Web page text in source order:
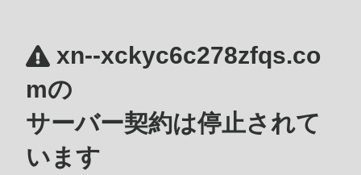
xn--xckyc6c278zfqs.co
mの
サーバー契約は停止されて
います